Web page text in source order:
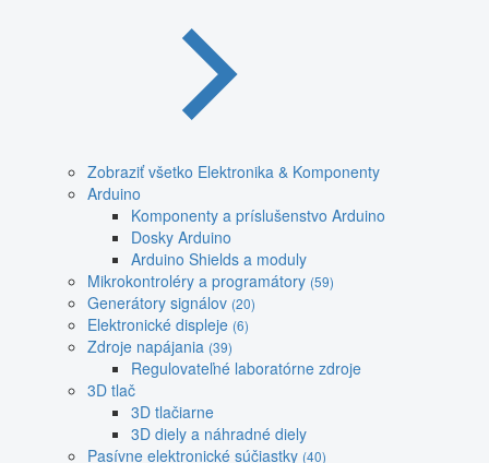
Zobraziť všetko Elektronika & Komponenty
Arduino
Komponenty a príslušenstvo Arduino
Dosky Arduino
Arduino Shields a moduly
Mikrokontroléry a programátory (59)
Generátory signálov (20)
Elektronické displeje (6)
Zdroje napájania (39)
Regulovateľné laboratórne zdroje
3D tlač
3D tlačiarne
3D diely a náhradné diely
Pasívne elektronické súčiastky (40)